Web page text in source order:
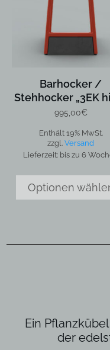
Barhocker /
Stehhocker „3EK
995,00€
Enthält 19% MwSt.
zzgl.Versand
Lieferzeit: bis zu 6
Optionen
Ein
der